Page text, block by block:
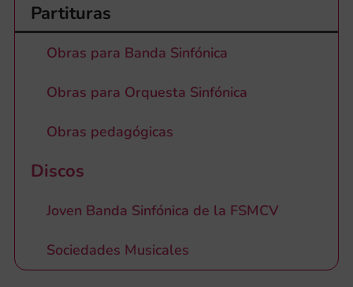
Partituras
Obras para Banda Sinfónica
Obras para Orquesta Sinfónica
Obras pedagógicas
Discos
Joven Banda Sinfónica de la FSMCV
Sociedades Musicales